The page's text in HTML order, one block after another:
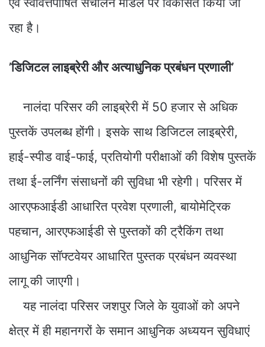
रहा है।
’डिजिटल लाइब्रेरी और अत्याधुनिक प्रबंधन प्रणाली’
नालंदा परिसर की लाइब्रेरी में 50 हजार से अधिक
पुस्तकें उपलब्ध होंगी। इसके साथ डिजिटल लाइब्रेरी,
हाई-स्पीड वाई-फाई, प्रतियोगी परीक्षाओं की विशेष पुस्तकें
तथा ई-लर्निंग संसाधनों की सुविधा भी रहेगी। परिसर में
आरएफआईडी आधारित प्रवेश प्रणाली, बायोमेट्रिक
पहचान, आरएफआईडी से पुस्तकों की ट्रैकिंग तथा
आधुनिक सॉफ्टवेयर आधारित पुस्तक प्रबंधन व्यवस्था
लागू की जाएगी।
यह नालंदा परिसर जशपुर जिले के युवाओं को अपने
क्षेत्र में ही महानगरों के समान आधुनिक अध्ययन सुविधाएं